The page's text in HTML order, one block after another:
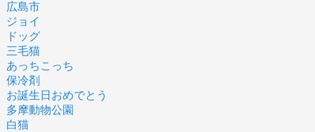
広島市
ジョイ
ドッグ
三毛猫
あっちこっち
保冷剤
お誕生日おめでとう
多摩動物公園
白猫